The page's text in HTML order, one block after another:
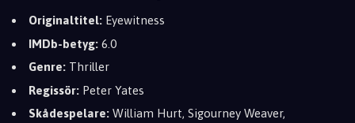
Originaltitel: Eyewitness
IMDb-betyg: 6.0
Genre: Thriller
Regissör: Peter Yates
Skådespelare: William Hurt, Sigourney Weaver,